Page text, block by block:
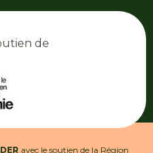
de
avec le soutien de la Région